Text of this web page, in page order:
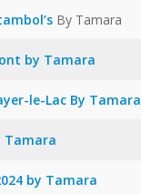
By Tamara
by Tamara
le-Lac By Tamara
Tamara
by Tamara